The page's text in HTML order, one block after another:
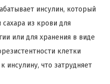
инсулин, который
из крови для
или для хранения в виде
клетки
инсулину, что затрудняет